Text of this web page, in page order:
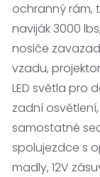
ochranný rám,
naviják 3000
nosiče
vzadu,
LED světla pro
zadní
samostatné
spolujezdce s
madly, 12V